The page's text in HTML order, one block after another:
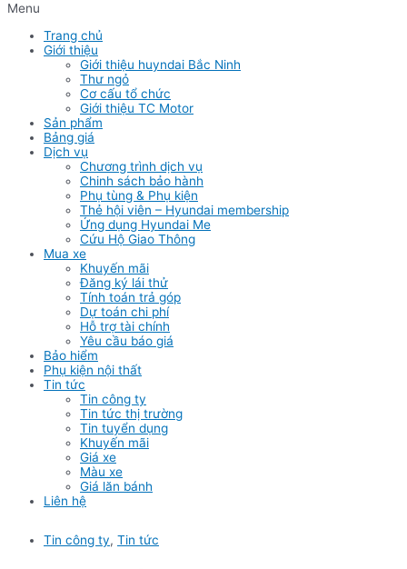
Menu
Trang chủ
Giới thiệu
Giới thiệu huyndai Bắc Ninh
Thư ngỏ
Cơ cấu tổ chức
Giới thiệu TC Motor
Sản phẩm
Bảng giá
Dịch vụ
Chương trình dịch vụ
Chinh sách bảo hành
Phụ tùng & Phụ kiện
Thẻ hội viên – Hyundai membership
Ứng dụng Hyundai Me
Cứu Hộ Giao Thông
Mua xe
Khuyến mãi
Đăng ký lái thử
Tính toán trả góp
Dự toán chi phí
Hỗ trợ tài chính
Yêu cầu báo giá
Bảo hiểm
Phụ kiện nội thất
Tin tức
Tin công ty
Tin tức thị trường
Tin tuyển dụng
Khuyến mãi
Giá xe
Màu xe
Giá lăn bánh
Liên hệ
Tin công ty, Tin tức